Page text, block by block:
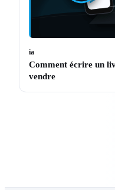
ia
Comment écrire un
vendre